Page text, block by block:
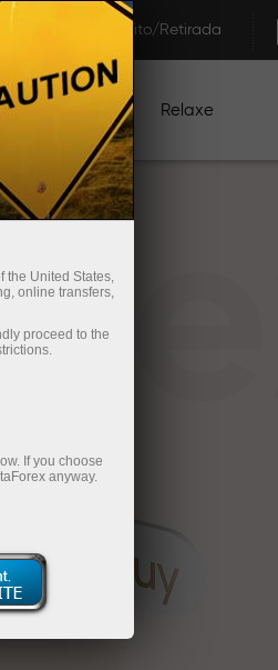
Depósito/Retirada
Relaxe
the United States,
online transfers,
proceed to the
If you choose
anyway.